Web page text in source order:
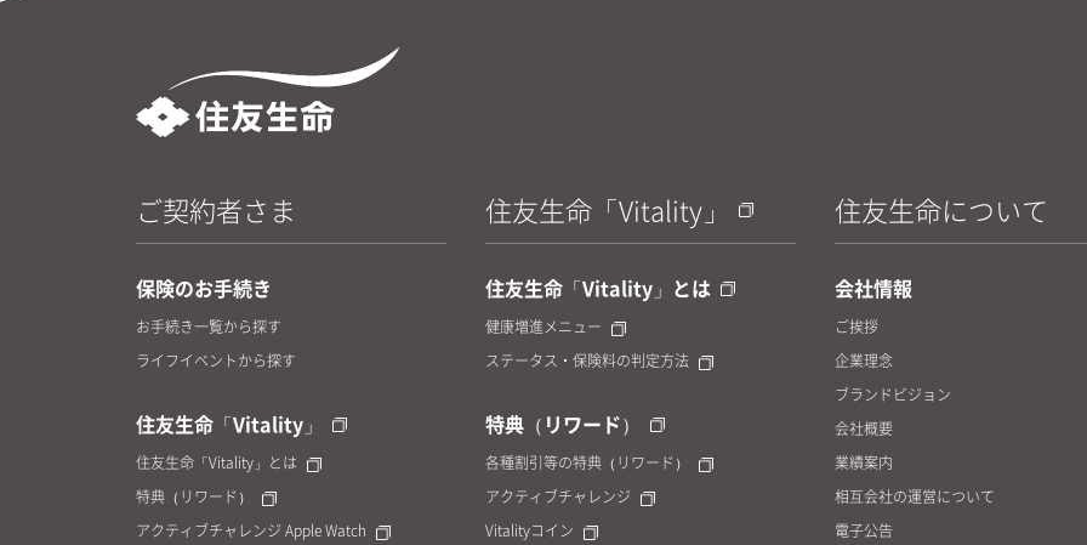
ご契約者さま
保険のお手続き
お手続き一覧から探す
ライフイベントから探す
住友生命「Vitality」
住友生命「Vitality」とは
特典（リワード）
アクティブチャレンジ Apple Watch
住友生命「Vitality」
住友生命「Vitality」とは
健康増進メニュー
ステータス・保険料の判定方法
特典（リワード）
各種割引等の特典（リワード）
アクティブチャレンジ
Vitalityコイン
住友生命について
会社情報
ご挨拶
企業理念
ブランドビジョン
会社概要
業績案内
相互会社の運営について
電子公告